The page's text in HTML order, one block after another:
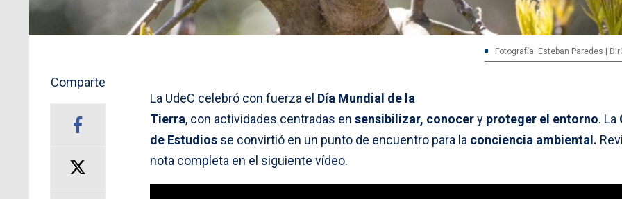
Fotografía: Esteban Paredes |
Comparte
La UdeC celebró con fuerza el Día Mundial de la
Tierra, con actividades centradas en sensibilizar, conocery proteger el entorno. La
de Estudios se convirtió en un punto de encuentro para la conciencia ambiental.
nota completa en el siguiente vídeo.